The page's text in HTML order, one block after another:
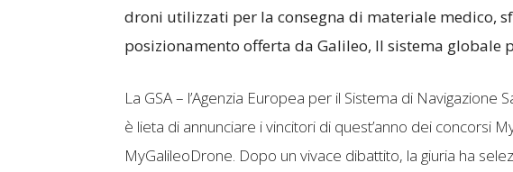
droni utilizzati per la consegna di materiale medico,
posizionamento offerta da Galileo, Il sistema globale
La GSA – l’Agenzia Europea per il Sistema di Navigazione
è lieta di annunciare i vincitori di quest’anno dei concorsi
MyGalileoDrone. Dopo un vivace dibattito, la giuria ha